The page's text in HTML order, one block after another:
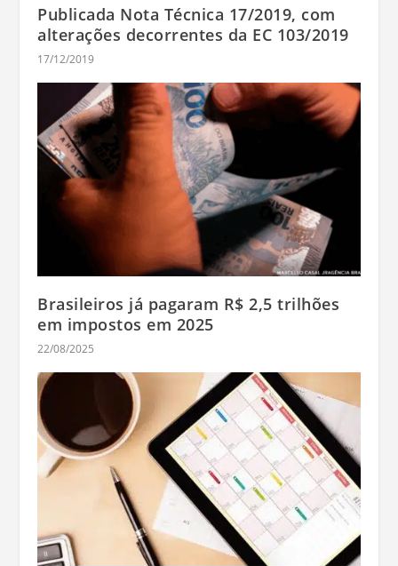
Publicada Nota Técnica 17/2019, com
alterações decorrentes da EC 103/2019
17/12/2019
Brasileiros já pagaram R$ 2,5 trilhões
em impostos em 2025
22/08/2025